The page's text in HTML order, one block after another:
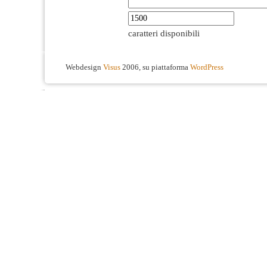
caratteri disponibili
Webdesign Visus 2006, su piattaforma WordPress